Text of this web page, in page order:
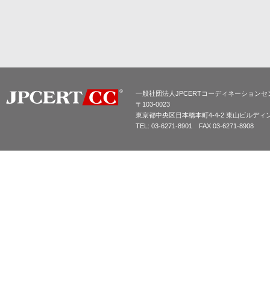
一般社団法人JPCERTコーディネーションセ
〒103-0023
東京都中央区日本橋本町4-4-2 東山ビルディ
TEL: 03-6271-8901 FAX 03-6271-8908